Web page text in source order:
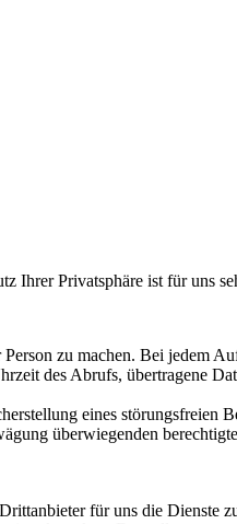
Ihrer Privatsphäre ist für
zu machen. Bei jedem
des Abrufs, übertragene
eines störungsfreien
überwiegenden
für uns die Dienste